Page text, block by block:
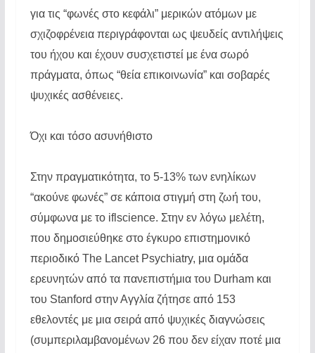
για τις “φωνές στο κεφάλι” μερικών ατόμων με
σχιζοφρένεια περιγράφονται ως ψευδείς αντιλήψεις
του ήχου και έχουν συσχετιστεί με ένα σωρό
πράγματα, όπως “θεία επικοινωνία” και σοβαρές
ψυχικές ασθένειες.
Όχι και τόσο ασυνήθιστο
Στην πραγματικότητα, το 5-13% των ενηλίκων
“ακούνε φωνές” σε κάποια στιγμή στη ζωή του,
σύμφωνα με το iflscience. Στην εν λόγω μελέτη,
που δημοσιεύθηκε στο έγκυρο επιστημονικό
περιοδικό The Lancet Psychiatry, μια ομάδα
ερευνητών από τα πανεπιστήμια του Durham και
του Stanford στην Αγγλία ζήτησε από 153
εθελοντές με μια σειρά από ψυχικές διαγνώσεις
(συμπεριλαμβανομένων 26 που δεν είχαν ποτέ μια